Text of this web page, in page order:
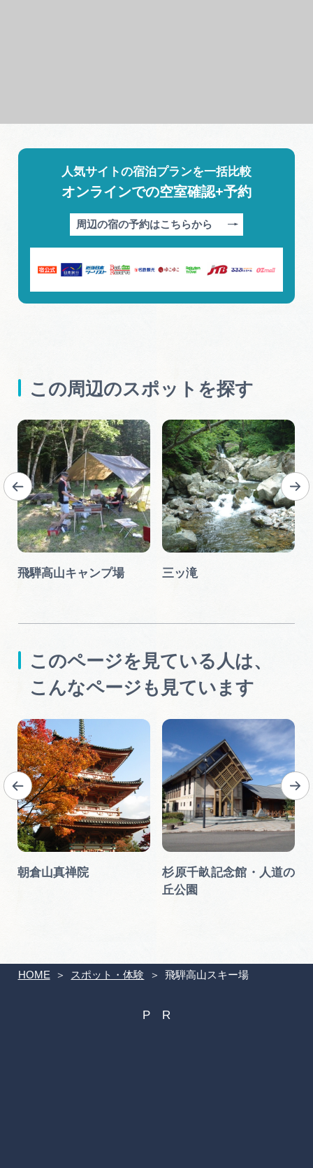
HOME スポット・体験 飛騨高山スキー場
人気サイトの宿泊プランを一括比較
オンラインでの空室確認+予約
周辺の宿の予約はこちらから
この周辺のスポットを探す
飛騨高山キャンプ場 三ッ滝
このページを見ている人は、
こんなページも見ています
朝倉山真禅院
杉原千畝記念館・⼈道の
丘公園